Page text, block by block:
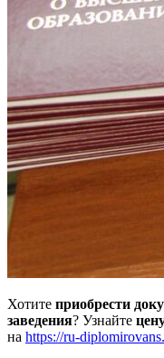
Хотите приобрести
заведения? Узнайте
на https://ru-